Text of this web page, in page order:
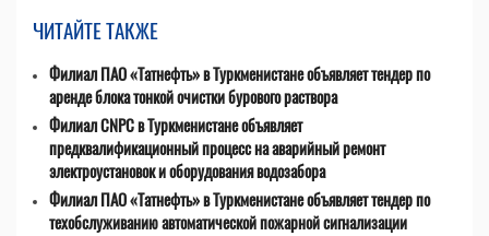
ЧИТАЙТЕ ТАКЖЕ
Филиал ПАО «Татнефть» в Туркменистане объявляет тендер по
аренде блока тонкой очистки бурового раствора
Филиал CNPC в Туркменистане объявляет
предквалификационный процесс на аварийный ремонт
электроустановок и оборудования водозабора
Филиал ПАО «Татнефть» в Туркменистане объявляет тендер по
техобслуживанию автоматической пожарной сигнализации